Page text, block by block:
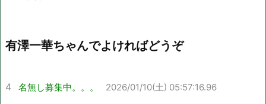
有澤一華ちゃんでよければどうぞ
4 名無し募集中。。。 2026/01/10(土) 05:57:16.96